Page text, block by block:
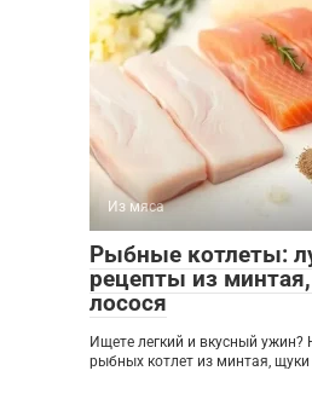
Из мяса
Рыбные котлеты:
рецепты из
лосося
Ищете легкий и вкусный
рыбных котлет из минтая, щуки